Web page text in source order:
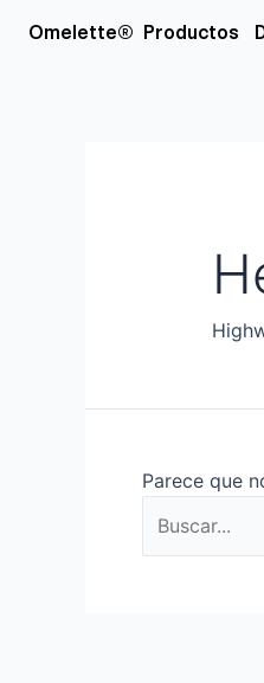
Omelette® Productos
Parece que
por: